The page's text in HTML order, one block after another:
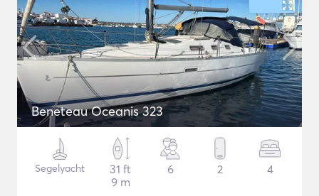
Beneteau Oceanis 323
Segelyacht
31 ft
9 m
6 2 4